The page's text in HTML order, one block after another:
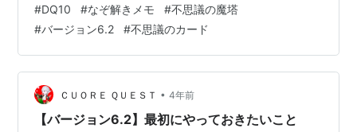
６のアタマ防具を作った（１）魔塔装備ランク６のから
だ上防具を作った（１）魔塔装備ランク６のからだ下防
具を作った（１）魔塔装備ランク６のウデ防具を作った
（１）魔塔装備ランク６の足防具を作った（２）レベル
４５になった 計１２こ なぞ解きメモ ※ネタバレ注意！ ４
１階『銀の供物…
#DQ10 #なぞ解きメモ #不思議の魔塔
#バージョン6.2 #不思議のカード
ＣＵＯＲＥ ＱＵＥＳＴ • 4年前
【バージョン6.2】最初にやっておきたいこと